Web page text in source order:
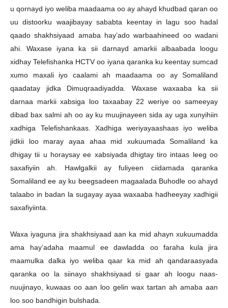
u qornayd iyo weliba maadaama oo ay ahayd khudbad qaran oo
uu distoorku waajibayay sababta keentay in lagu soo hadal
qaado shakhsiyaad amaba hay’ado warbaahineed oo wadani
ahi. Waxase iyana ka sii darnayd amarkii albaabada loogu
xidhay Telefishanka HCTV oo iyana qaranka ku keentay sumcad
xumo maxali iyo caalami ah maadaama oo ay Somaliland
qaadatay jidka Dimuqraadiyadda. Waxase waxaaba ka sii
darnaa markii xabsiga loo taxaabay 22 weriye oo sameeyay
dibad bax salmi ah oo ay ku muujinayeen sida ay uga xunyihiin
xadhiga Telefishankaas. Xadhiga weriyayaashaas iyo weliba
jidkii loo maray ayaa ahaa mid xukuumada Somaliland ka
dhigay tii u horaysay ee xabsiyada dhigtay tiro intaas leeg oo
saxafiyiin ah. Hawlgalkii ay fuliyeen ciidamada qaranka
Somaliland ee ay ku beegsadeen magaalada Buhodle oo ahayd
talaabo in badan la sugayay ayaa waxaaba hadheeyay xadhigii
saxafiyiinta.
Waxa iyaguna jira shakhsiyaad aan ka mid ahayn xukuumadda
ama hay’adaha maamul ee dawladda oo faraha kula jira
maamulka dalka iyo weliba qaar ka mid ah qandaraasyada
qaranka oo la siinayo shakhsiyaad si gaar ah loogu naas-
nuujinayo, kuwaas oo aan loo gelin wax tartan ah amaba aan
loo soo bandhigin bulshada.